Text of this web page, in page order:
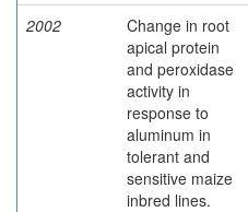
2002
Change in root
apical protein
and peroxidase
activity in
response to
aluminum in
tolerant and
sensitive maize
inbred lines.